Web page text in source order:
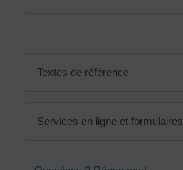
Textes de référence
Services en ligne et formulaires